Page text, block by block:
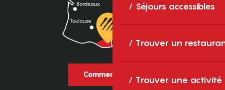
Séjours accessibles
Trouver un
Trouver une activité
Comment venir ?